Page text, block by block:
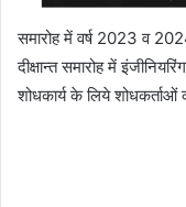
समारोह में वर्ष 2023 व
दीक्षान्त समारोह में
शोधकार्य के लिये शोधकर्ताओं